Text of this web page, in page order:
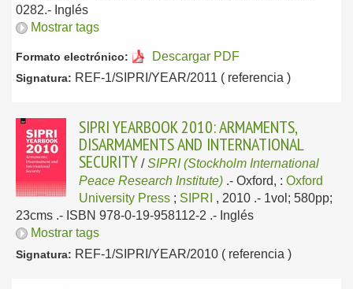
0282.- Inglés
Mostrar tags
Formato electrónico: Descargar PDF
Signatura: REF-1/SIPRI/YEAR/2011 ( referencia )
SIPRI YEARBOOK 2010: ARMAMENTS,
DISARMAMENTS AND INTERNATIONAL
SECURITY /SIPRI (Stockholm International
Peace Research Institute) .- Oxford, : Oxford
University Press ; SIPRI , 2010 .- 1vol; 580pp;
23cms .- ISBN 978-0-19-958112-2 .- Inglés
Mostrar tags
Signatura: REF-1/SIPRI/YEAR/2010 ( referencia )